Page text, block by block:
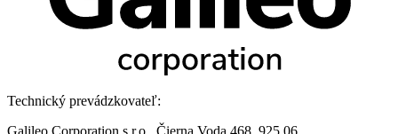
Technický prevádzkovateľ:
Galileo Corporation s.r.o., Čierna Voda 468, 925 06